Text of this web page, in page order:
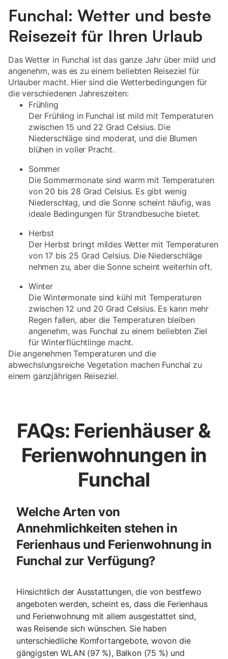
Funchal: Wetter und beste
Reisezeit für Ihren Urlaub
Das Wetter in Funchal ist das ganze Jahr über mild und
angenehm, was es zu einem beliebten Reiseziel für
Urlauber macht. Hier sind die Wetterbedingungen für
die verschiedenen Jahreszeiten:
Frühling
Der Frühling in Funchal ist mild mit Temperaturen
zwischen 15 und 22 Grad Celsius. Die
Niederschläge sind moderat, und die Blumen
blühen in voller Pracht.
Sommer
Die Sommermonate sind warm mit Temperaturen
von 20 bis 28 Grad Celsius. Es gibt wenig
Niederschlag, und die Sonne scheint häufig, was
ideale Bedingungen für Strandbesuche bietet.
Herbst
Der Herbst bringt mildes Wetter mit Temperaturen
von 17 bis 25 Grad Celsius. Die Niederschläge
nehmen zu, aber die Sonne scheint weiterhin oft.
Winter
Die Wintermonate sind kühl mit Temperaturen
zwischen 12 und 20 Grad Celsius. Es kann mehr
Regen fallen, aber die Temperaturen bleiben
angenehm, was Funchal zu einem beliebten Ziel
für Winterflüchtlinge macht.
Die angenehmen Temperaturen und die
abwechslungsreiche Vegetation machen Funchal zu
einem ganzjährigen Reiseziel.
FAQs: Ferienhäuser &
Ferienwohnungen in
Funchal
Welche Arten von
Annehmlichkeiten stehen in
Ferienhaus und Ferienwohnung in
Funchal zur Verfügung?
Hinsichtlich der Ausstattungen, die von bestfewo
angeboten werden, scheint es, dass die Ferienhaus
und Ferienwohnung mit allem ausgestattet sind,
was Reisende sich wünschen. Sie haben
unterschiedliche Komfortangebote, wovon die
gängigsten WLAN (97 %), Balkon (75 %) und